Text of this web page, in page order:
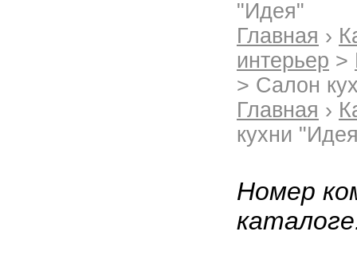
"Идея"
Главная ›
интерьер >
> Салон
Главная ›
кухни
Номер